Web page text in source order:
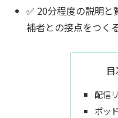
✅ 20分程度の説明
補者との接点をつく
配信
ポッ